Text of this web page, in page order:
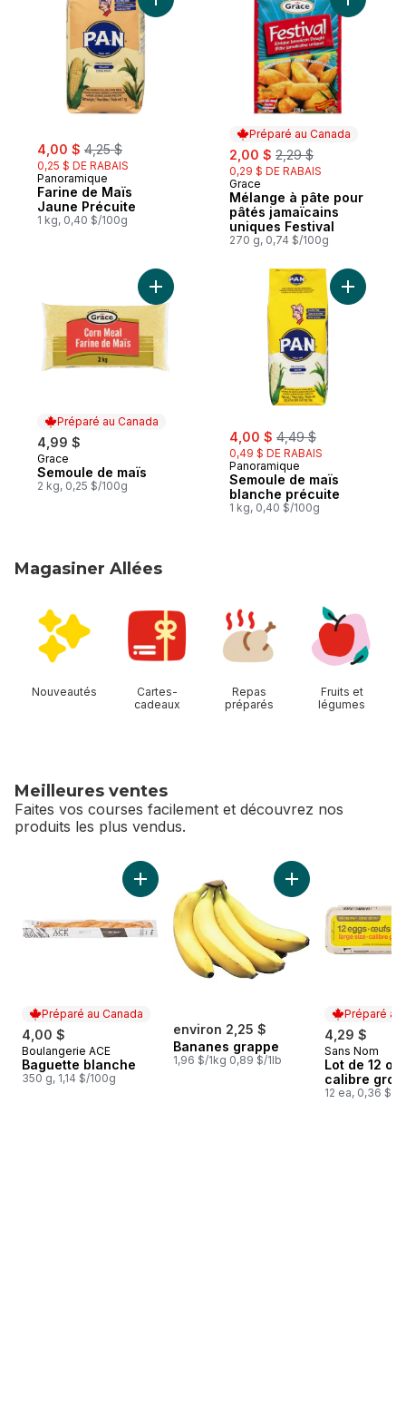
sale:
4,00 $ , formerly:
4,25 $
0,25 $ DE RABAIS
Panoramique
Farine de Maïs
Jaune Précuite
1 kg, 0,40 $/100g
Ajouter Farine de Maïs Jaune Précuite au
Préparé au Canada
sale:
2,00 $ , formerly:
2,29 $
0,29 $ DE RABAIS
Préparé au Canada
Grace
Mélange à pâte pour
pâtés jamaïcains
uniques Festival
270 g, 0,74 $/100g
Ajouter
Préparé au Canada
4,99 $
Préparé au Canada
Grace
Semoule de maïs
2 kg, 0,25 $/100g
Ajouter Semoule de maïs au panier
sale:
4,00 $ , formerly:
4,49 $
0,49 $ DE RABAIS
Panoramique
Semoule de maïs
blanche précuite
1 kg, 0,40 $/100g
Ajouter
Magasiner Allées
Nouveautés
Cartes-
cadeaux
Repas
préparés
Fruits et
légumes
Meilleures ventes
Faites vos courses facilement et découvrez nos
produits les plus vendus.
sauter Meilleures ventes
Préparé au Canada
4,00 $
Préparé au Canada
Boulangerie ACE
Baguette blanche
350 g, 1,14 $/100g
Ajouter Baguette blanche au panier
environ 2,25 $
Bananes grappe
1,96 $/1kg 0,89 $/1lb
Ajouter Bananes
Préparé au
4,29 $
Préparé au
Sans Nom
Lot de 12
calibre gros
12 ea, 0,36 $/